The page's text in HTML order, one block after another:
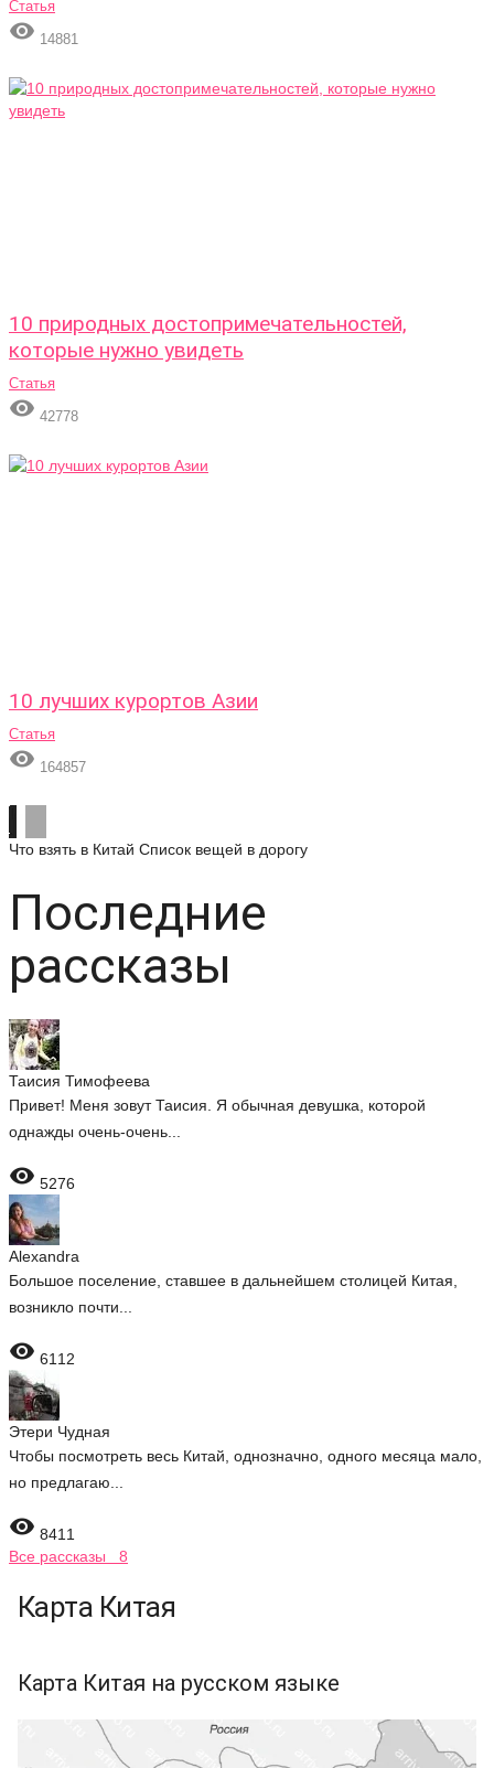
Статья
 14881
10 природных достопримечательностей,
которые нужно увидеть
Статья
 42778
10 лучших курортов Азии
Статья
 164857
Что взять в Китай Список вещей в дорогу
Последние
рассказы
Таисия Тимофеева
Привет! Меня зовут Таисия. Я обычная девушка, которой
однажды очень-очень...
 5276
Alexandra
Большое поселение, ставшее в дальнейшем столицей Китая,
возникло почти...
 6112
Этери Чудная
Чтобы посмотреть весь Китай, однозначно, одного месяца мало,
но предлагаю...
 8411
Все рассказы 8
Карта Китая
Карта Китая на русском языке